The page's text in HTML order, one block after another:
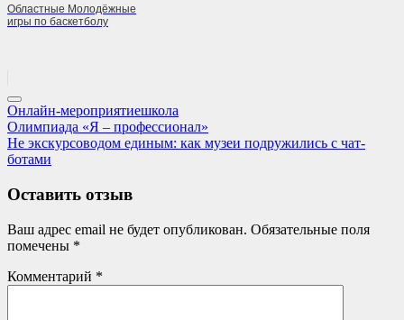
Областные Молодёжные
игры по баскетболу
Онлайн-мероприятиешкола
Навигация
по
Previous
Post:
Олимпиада «Я – профессионал»
Next
Post:
Не экскурсоводом единым: как музеи подружились с чат-
ботами
Оставить отзыв
Ваш адрес email не будет опубликован. Обязательные поля
помечены *
Комментарий *